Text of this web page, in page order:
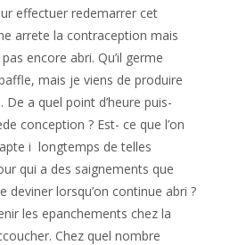
effectuer redemarrer cet
arrete la contraception mais
encore abri. Qu’il germe
mais je viens de produire
a quel point d’heure puis-
conception ? Est- ce que l’on
i longtemps de telles
qui a des saignements que
deviner lorsqu’on continue abri ?
les epanchements chez la
Chez quel nombre